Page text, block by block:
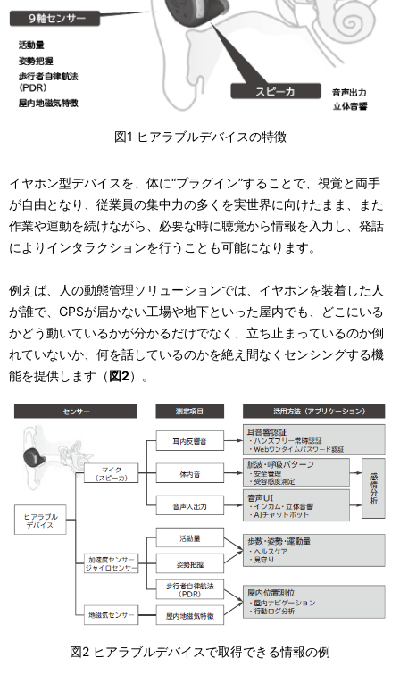
図1 ヒアラブルデバイスの特徴
イヤホン型デバイスを、体に“プラグイン”することで、視覚と両手
が自由となり、従業員の集中力の多くを実世界に向けたまま、また
作業や運動を続けながら、必要な時に聴覚から情報を入力し、発話
によりインタラクションを行うことも可能になります。
例えば、人の動態管理ソリューションでは、イヤホンを装着した人
が誰で、GPSが届かない工場や地下といった屋内でも、どこにいる
かどう動いているかが分かるだけでなく、立ち止まっているのか倒
れていないか、何を話しているのかを絶え間なくセンシングする機
能を提供します（図2）。
図2 ヒアラブルデバイスで取得できる情報の例